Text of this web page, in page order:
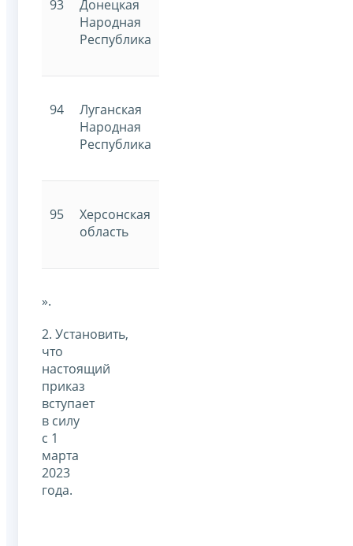
93
Донецкая
Народная
Республика
94
Луганская
Народная
Республика
95
Херсонская
область
».
2. Установить,
что
настоящий
приказ
вступает
в силу
с 1
марта
2023
года.